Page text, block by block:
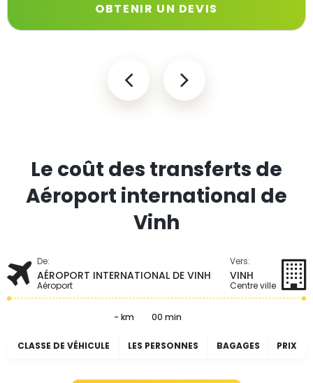
OBTENIR UN DEVIS
Le coût des transferts de
Aéroport international de
Vinh
De:
AÉROPORT INTERNATIONAL DE VINH
Aéroport
Vers:
VINH
Centre ville
- km 00 min
CLASSE DE VÉHICULE LES PERSONNES BAGAGES PRIX